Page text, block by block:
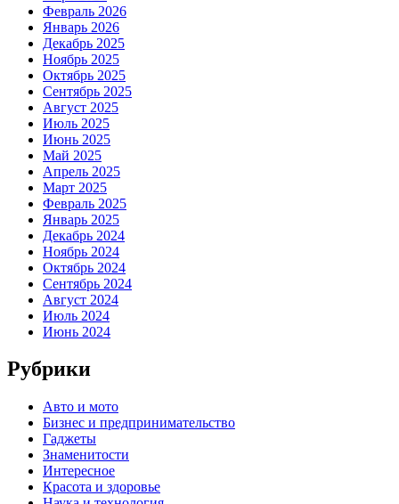
Февраль 2026
Январь 2026
Декабрь 2025
Ноябрь 2025
Октябрь 2025
Сентябрь 2025
Август 2025
Июль 2025
Июнь 2025
Май 2025
Апрель 2025
Март 2025
Февраль 2025
Январь 2025
Декабрь 2024
Ноябрь 2024
Октябрь 2024
Сентябрь 2024
Август 2024
Июль 2024
Июнь 2024
Рубрики
Авто и мото
Бизнес и предпринимательство
Гаджеты
Знаменитости
Интересное
Красота и здоровье